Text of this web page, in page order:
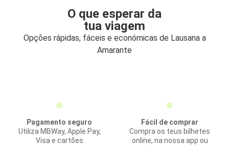
O que esperar da
tua viagem
Opções rápidas, fáceis e económicas de Lausana a
Amarante
Pagamento seguro
Utiliza MBWay, Apple Pay,
Visa e cartões
Fácil de comprar
Compra os teus bilhetes
online, na nossa app ou